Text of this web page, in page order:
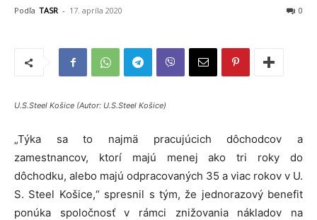
Podľa TASR - 17. apríla 2020 0
U.S.Steel Košice (Autor: U.S.Steel Košice)
„Týka sa to najmä pracujúcich dôchodcov a
zamestnancov, ktorí majú menej ako tri roky do
dôchodku, alebo majú odpracovaných 35 a viac rokov v U.
S. Steel Košice,“ spresnil s tým, že jednorazový benefit
ponúka spoločnosť v rámci znižovania nákladov na